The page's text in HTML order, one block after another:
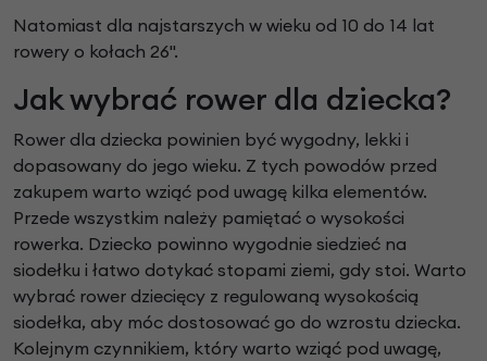
Natomiast dla najstarszych w wieku od 10 do 14 lat
rowery o kołach 26".
Jak wybrać rower dla dziecka?
Rower dla dziecka powinien być wygodny, lekki i
dopasowany do jego wieku. Z tych powodów przed
zakupem warto wziąć pod uwagę kilka elementów.
Przede wszystkim należy pamiętać o wysokości
rowerka. Dziecko powinno wygodnie siedzieć na
siodełku i łatwo dotykać stopami ziemi, gdy stoi. Warto
wybrać rower dziecięcy z regulowaną wysokością
siodełka, aby móc dostosować go do wzrostu dziecka.
Kolejnym czynnikiem, który warto wziąć pod uwagę,